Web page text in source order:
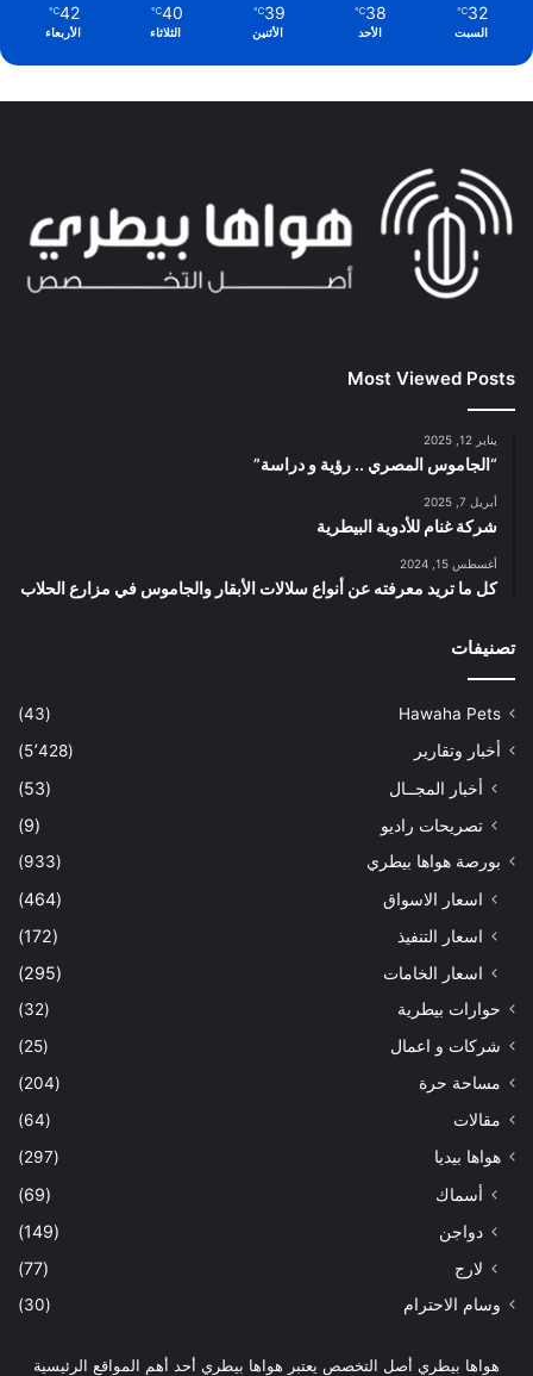
32
℃
السبت
38
℃
الأحد
39
℃
الأثنين
40
℃
الثلاثاء
42
℃
الأربعاء
Most Viewed Posts
يناير 12, 2025
“الجاموس المصري .. رؤية و دراسة”
أبريل 7, 2025
شركة غنام للأدوية البيطرية
أغسطس 15, 2024
كل ما تريد معرفته عن أنواع سلالات الأبقار والجاموس في مزارع الحلاب
تصنيفات
Hawaha Pets
(43)
أخبار وتقارير
(5٬428)
أخبار المجــال
(53)
تصريحات راديو
(9)
بورصة هواها بيطري (933)
اسعار الاسواق
(464)
اسعار التنفيذ
(172)
اسعار الخامات
(295)
حوارات بيطرية
(32)
شركات و اعمال
(25)
مساحة حرة
(204)
مقالات
(64)
هواها بيديا
(297)
أسماك
(69)
دواجن
(149)
لارج
(77)
وسام الاحترام (30)
هواها بيطري أصل التخصص يعتبر هواها بيطري أحد أهم المواقع الرئيسية